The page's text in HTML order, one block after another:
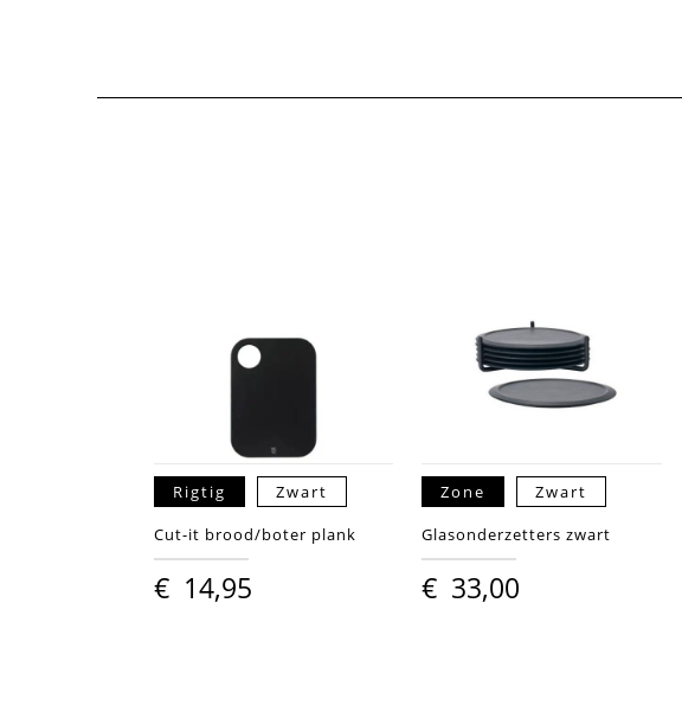
Rigtig Zwart
Cut-it brood/boter plank
€ 14,95
Zone Zwart
Glasonderzetters zwart
€ 33,00